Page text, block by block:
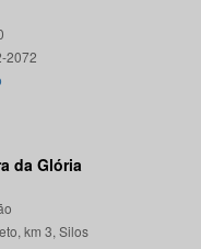
da Glória
km 3, Silos